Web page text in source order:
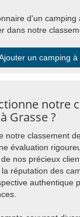
d'un camping
dans notre
un camping à
notre
Grasse ?
notre classement
évaluation
nos précieux
réputation des
authentique